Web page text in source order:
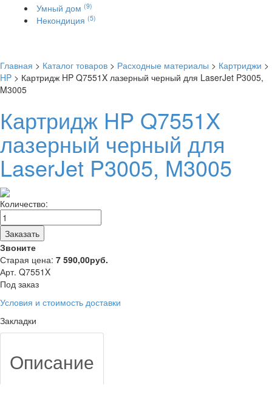
Умный дом (9)
Некондиция (5)
Главная > Каталог товаров > Расходные материалы > Картриджи >
HP > Картридж HP Q7551X лазерный черный для LaserJet P3005,
M3005
Картридж HP Q7551X
лазерный черный для
LaserJet P3005, M3005
Количество:
Заказать
Звоните
Старая цена: 7 590,00руб.
Арт. Q7551X
Под заказ
Условия и стоимость доставки
Закладки
Описание